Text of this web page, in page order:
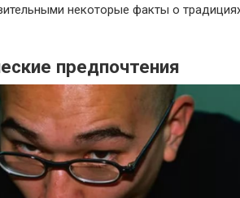
некоторые факты о
предпочтения